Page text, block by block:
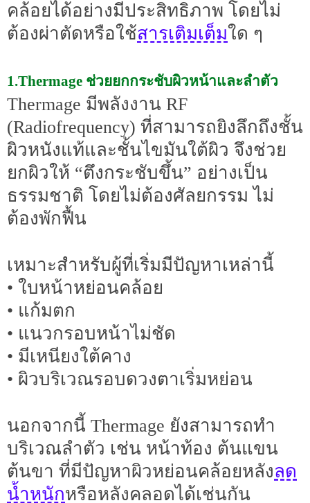
คล้อยได้อย่างมีประสิทธิภาพ โดยไม่
ต้องผ่าตัดหรือใช้สารเติมเต็มใด ๆ
1.Thermage ช่วยยกกระชับผิวหน้าและลำตัว
Thermage มีพลังงาน RF
(Radiofrequency) ที่สามารถยิงลึกถึงชั้น
ผิวหนังแท้และชั้นไขมันใต้ผิว จึงช่วย
ยกผิวให้ “ตึงกระชับขึ้น” อย่างเป็น
ธรรมชาติ โดยไม่ต้องศัลยกรรม ไม่
ต้องพักฟื้น
เหมาะสำหรับผู้ที่เริ่มมีปัญหาเหล่านี้
• ใบหน้าหย่อนคล้อย
• แก้มตก
• แนวกรอบหน้าไม่ชัด
• มีเหนียงใต้คาง
• ผิวบริเวณรอบดวงตาเริ่มหย่อน
นอกจากนี้ Thermage ยังสามารถทำ
บริเวณลำตัว เช่น หน้าท้อง ต้นแขน
ต้นขา ที่มีปัญหาผิวหย่อนคล้อยหลังลด
น้ำหนักหรือหลังคลอดได้เช่นกัน